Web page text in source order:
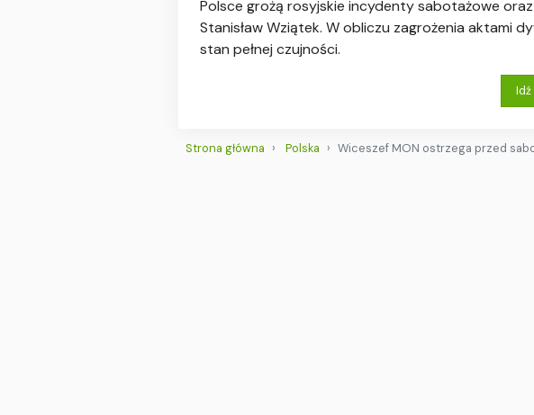
Polsce grożą rosyjskie incydenty sabotażowe
Stanisław Wziątek. W obliczu zagrożenia aktami
stan pełnej czujności.
Strona główna Polska Wiceszef MON ostrzega przed